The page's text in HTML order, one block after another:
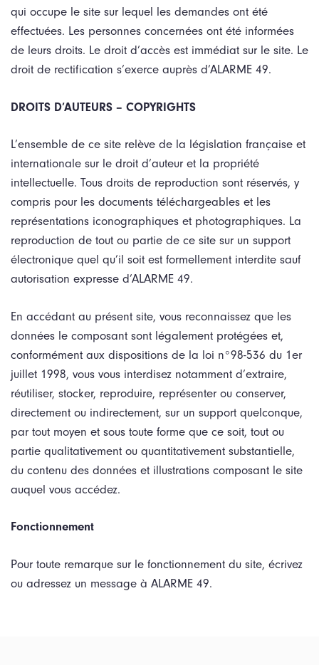
qui occupe le site sur lequel les demandes ont été
effectuées. Les personnes concernées ont été informées
de leurs droits. Le droit d’accès est immédiat sur le site. Le
droit de rectification s’exerce auprès d’ALARME 49.
DROITS D’AUTEURS – COPYRIGHTS
L’ensemble de ce site relève de la législation française et
internationale sur le droit d’auteur et la propriété
intellectuelle. Tous droits de reproduction sont réservés, y
compris pour les documents téléchargeables et les
représentations iconographiques et photographiques. La
reproduction de tout ou partie de ce site sur un support
électronique quel qu’il soit est formellement interdite sauf
autorisation expresse d’ALARME 49.
En accédant au présent site, vous reconnaissez que les
données le composant sont légalement protégées et,
conformément aux dispositions de la loi n°98-536 du 1er
juillet 1998, vous vous interdisez notamment d’extraire,
réutiliser, stocker, reproduire, représenter ou conserver,
directement ou indirectement, sur un support quelconque,
par tout moyen et sous toute forme que ce soit, tout ou
partie qualitativement ou quantitativement substantielle,
du contenu des données et illustrations composant le site
auquel vous accédez.
Fonctionnement
Pour toute remarque sur le fonctionnement du site, écrivez
ou adressez un message à ALARME 49.